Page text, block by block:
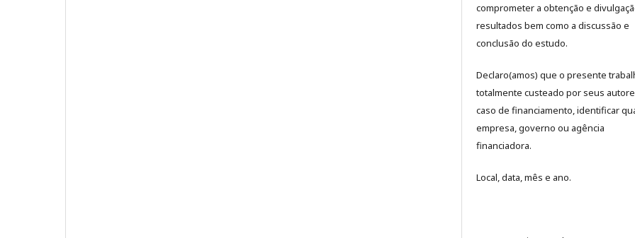
comprometer a obtenção e
resultados bem como a discussão e
conclusão do estudo.
Declaro(amos) que o presente
totalmente custeado por seus
caso de financiamento, identificar
empresa, governo ou agência
financiadora.
Local, data, mês e ano.